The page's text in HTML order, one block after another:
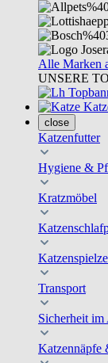
Alle Marken
UNSERE
close
Katzenfutter
Hygiene &
Kratzmöbel
Transport
Sicherheit
Katzennäpfe